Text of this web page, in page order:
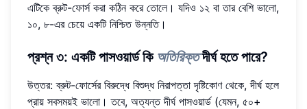
এটিকে ব্রুট-ফোর্স করা কঠিন করে তোলে। যদিও ১২ বা তার বেশি ভালো,
১০, ৮-এর চেয়ে একটি নিশ্চিত উন্নতি।
প্রশ্ন ৩: একটি পাসওয়ার্ড কি অতিরিক্তদীর্ঘ হতে পারে?
উত্তর: ব্রুট-ফোর্সের বিরুদ্ধে বিশুদ্ধ নিরাপত্তা দৃষ্টিকোণ থেকে, দীর্ঘ হলে
প্রায় সবসময়ই ভালো। তবে, অত্যন্ত দীর্ঘ পাসওয়ার্ড (যেমন, ৫০+